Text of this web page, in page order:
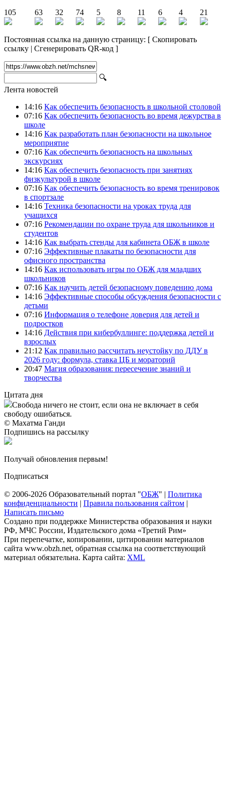
105
63 32 74 5 8 11 6 4 21
Постоянная ссылка на данную страницу: [ Скопировать
ссылку | Сгенерировать QR-код ]
🔍
Лента новостей
14:16 Как обеспечить безопасность в школьной столовой
07:16 Как обеспечить безопасность во время дежурства в
школе
14:16 Как разработать план безопасности на школьное
мероприятие
07:16 Как обеспечить безопасность на школьных
экскурсиях
14:16 Как обеспечить безопасность при занятиях
физкультурой в школе
07:16 Как обеспечить безопасность во время тренировок
в спортзале
14:16 Техника безопасности на уроках труда для
учащихся
07:16 Рекомендации по охране труда для школьников и
студентов
14:16 Как выбрать стенды для кабинета ОБЖ в школе
07:16 Эффективные плакаты по безопасности для
офисного пространства
14:16 Как использовать игры по ОБЖ для младших
школьников
07:16 Как научить детей безопасному поведению дома
14:16 Эффективные способы обсуждения безопасности с
детьми
07:16 Информация о телефоне доверия для детей и
подростков
14:16 Действия при кибербуллинге: поддержка детей и
взрослых
21:12 Как правильно рассчитать неустойку по ДДУ в
2026 году: формула, ставка ЦБ и мораторий
20:47 Магия образования: пересечение знаний и
творчества
Цитата дня
Свобода ничего не стоит, если она не включает в себя
свободу ошибаться.
© Махатма Ганди
Подпишись на рассылку
Получай обновления первым!
Подписаться
© 2006-2026 Образовательный портал "ОБЖ" | Политика
конфиденциальности | Правила пользования сайтом |
Написать письмо
Создано при поддержке Министерства образования и науки
РФ, МЧС России, Издательского дома «Третий Рим»
При перепечатке, копировании, цитировании материалов
сайта www.obzh.net, обратная ссылка на соответствующий
материал обязательна. Карта сайта: XML